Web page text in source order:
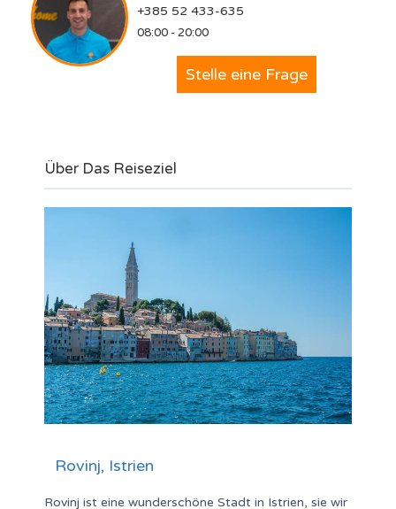
+385 52 433-635
08:00 - 20:00
Stelle eine Frage
Über Das Reiseziel
Rovinj, Istrien
Rovinj ist eine wunderschöne Stadt in Istrien, sie wir